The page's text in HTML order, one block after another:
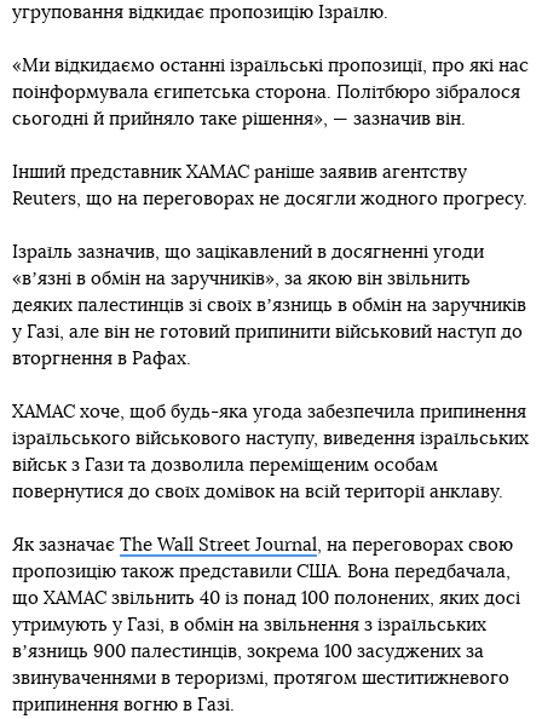
угруповання відкидає пропозицію Ізраїлю.
«Ми відкидаємо останні ізраїльські пропозиції, про які нас
поінформувала єгипетська сторона. Політбюро зібралося
сьогодні й прийняло таке рішення», — зазначив він.
Інший представник ХАМАС раніше заявив агентству
Reuters, що на переговорах не досягли жодного прогресу.
Ізраїль зазначив, що зацікавлений в досягненні угоди
«вʼязні в обмін на заручників», за якою він звільнить
деяких палестинців зі своїх вʼязниць в обмін на заручників
у Газі, але він не готовий припинити військовий наступ до
вторгнення в Рафах.
ХАМАС хоче, щоб будь-яка угода забезпечила припинення
ізраїльського військового наступу, виведення ізраїльських
військ з Гази та дозволила переміщеним особам
повернутися до своїх домівок на всій території анклаву.
Як зазначає The Wall Street Journal, на переговорах свою
пропозицію також представили США. Вона передбачала,
що ХАМАС звільнить 40 із понад 100 полонених, яких досі
утримують у Газі, в обмін на звільнення з ізраїльських
вʼязниць 900 палестинців, зокрема 100 засуджених за
звинуваченнями в тероризмі, протягом шеститижневого
припинення вогню в Газі.